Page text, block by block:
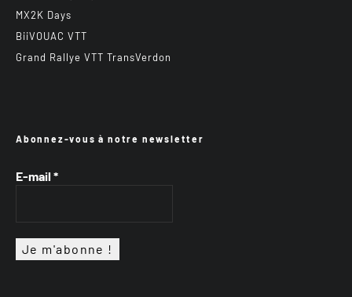
MX2K Days
BiiVOUAC VTT
Grand Rallye VTT TransVerdon
Abonnez-vous à notre newsletter
E-mail *